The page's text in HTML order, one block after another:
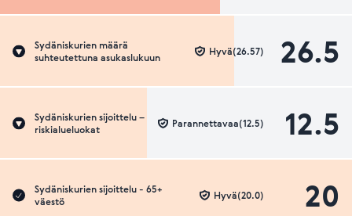
Sydäniskurien määrä
suhteutettuna asukaslukuun
26.5
Hyvä(26.57)
Sydäniskurien sijoittelu –
riskialueluokat
12.5
Parannettavaa(12.5)
Sydäniskurien sijoittelu - 65+
väestö
20
Hyvä(20.0)